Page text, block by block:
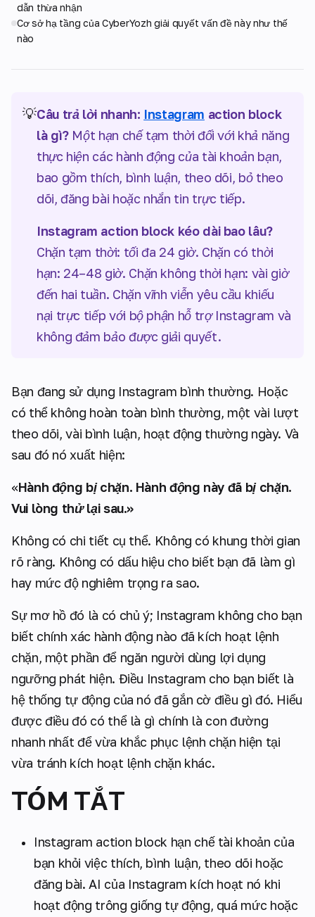
dẫn thừa nhận
Cơ sở hạ tầng của CyberYozh giải quyết vấn đề này như thế
nào
💡Câu trả lời nhanh: Instagram action block
là gì?Một hạn chế tạm thời đối với khả năng
thực hiện các hành động của tài khoản bạn,
bao gồm thích, bình luận, theo dõi, bỏ theo
dõi, đăng bài hoặc nhắn tin trực tiếp.
Instagram action block kéo dài bao lâu?
Chặn tạm thời: tối đa 24 giờ. Chặn có thời
hạn: 24–48 giờ. Chặn không thời hạn: vài giờ
đến hai tuần. Chặn vĩnh viễn yêu cầu khiếu
nại trực tiếp với bộ phận hỗ trợ Instagram và
không đảm bảo được giải quyết.
Bạn đang sử dụng Instagram bình thường. Hoặc
có thể không hoàn toàn bình thường, một vài lượt
theo dõi, vài bình luận, hoạt động thường ngày. Và
sau đó nó xuất hiện:
«Hành động bị chặn. Hành động này đã bị chặn.
Vui lòng thử lại sau.»
Không có chi tiết cụ thể. Không có khung thời gian
rõ ràng. Không có dấu hiệu cho biết bạn đã làm gì
hay mức độ nghiêm trọng ra sao.
Sự mơ hồ đó là có chủ ý; Instagram không cho bạn
biết chính xác hành động nào đã kích hoạt lệnh
chặn, một phần để ngăn người dùng lợi dụng
ngưỡng phát hiện. Điều Instagram cho bạn biết là
hệ thống tự động của nó đã gắn cờ điều gì đó. Hiểu
được điều đó có thể là gì chính là con đường
nhanh nhất để vừa khắc phục lệnh chặn hiện tại
vừa tránh kích hoạt lệnh chặn khác.
TÓM TẮT
Instagram action block hạn chế tài khoản của
bạn khỏi việc thích, bình luận, theo dõi hoặc
đăng bài. AI của Instagram kích hoạt nó khi
hoạt động trông giống tự động, quá mức hoặc